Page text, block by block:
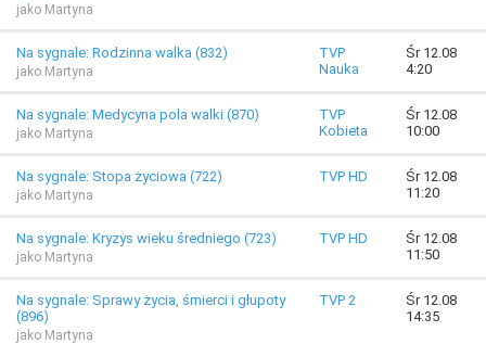
jako Martyna
Na sygnale: Rodzinna walka (832)
jako Martyna
TVP
Nauka
Śr 12.08
4:20
Na sygnale: Medycyna pola walki (870)
jako Martyna
TVP
Kobieta
Śr 12.08
10:00
Na sygnale: Stopa życiowa (722)
jako Martyna
TVP HD
Śr 12.08
11:20
Na sygnale: Kryzys wieku średniego (723)
jako Martyna
TVP HD
Śr 12.08
11:50
Na sygnale: Sprawy życia, śmierci i głupoty
(896)
jako Martyna
TVP 2
Śr 12.08
14:35